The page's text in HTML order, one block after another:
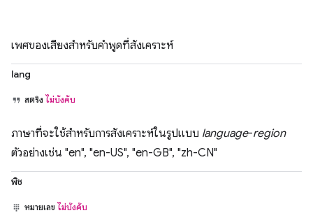
เพศของเสียงสำหรับคำพูดที่สังเคราะห์
lang
สตริง ไม่บังคับ
ภาษาที่จะใช้สำหรับการสังเคราะห์ในรูปแบบ language-region
ตัวอย่างเช่น "en", "en-US", "en-GB", "zh-CN"
พิช
หมายเลข ไม่บังคับ